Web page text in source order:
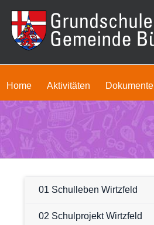
Home Aktivitäten Dokumente
01 Schulleben Wirtzfeld
02 Schulprojekt Wirtzfeld